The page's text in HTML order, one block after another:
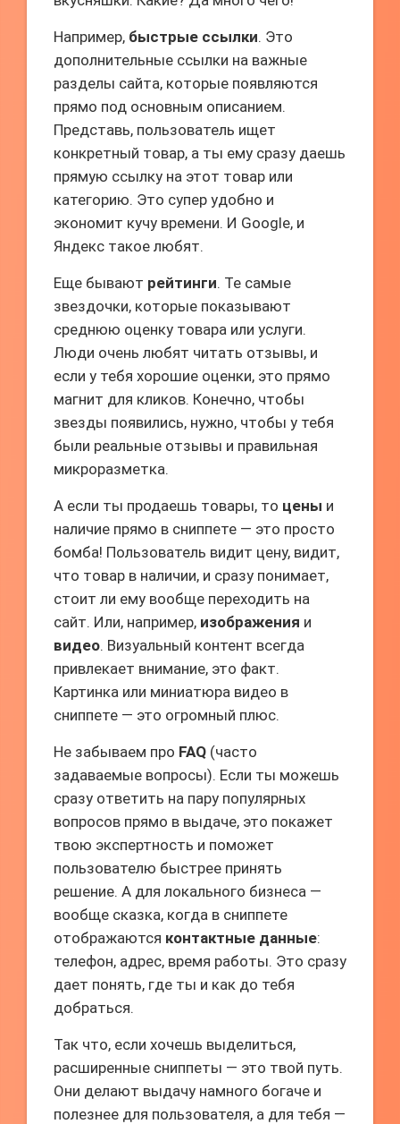
Например, быстрые ссылки. Это
дополнительные ссылки на важные
разделы сайта, которые появляются
прямо под основным описанием.
Представь, пользователь ищет
конкретный товар, а ты ему сразу даешь
прямую ссылку на этот товар или
категорию. Это супер удобно и
экономит кучу времени. И Google, и
Яндекс такое любят.
Еще бывают рейтинги. Те самые
звездочки, которые показывают
среднюю оценку товара или услуги.
Люди очень любят читать отзывы, и
если у тебя хорошие оценки, это прямо
магнит для кликов. Конечно, чтобы
звезды появились, нужно, чтобы у тебя
были реальные отзывы и правильная
микроразметка.
А если ты продаешь товары, то цены и
наличие прямо в сниппете — это просто
бомба! Пользователь видит цену, видит,
что товар в наличии, и сразу понимает,
стоит ли ему вообще переходить на
сайт. Или, например, изображения и
видео. Визуальный контент всегда
привлекает внимание, это факт.
Картинка или миниатюра видео в
сниппете — это огромный плюс.
Не забываем про FAQ (часто
задаваемые вопросы). Если ты можешь
сразу ответить на пару популярных
вопросов прямо в выдаче, это покажет
твою экспертность и поможет
пользователю быстрее принять
решение. А для локального бизнеса —
вообще сказка, когда в сниппете
отображаются контактные данные:
телефон, адрес, время работы. Это сразу
дает понять, где ты и как до тебя
добраться.
Так что, если хочешь выделиться,
расширенные сниппеты — это твой путь.
Они делают выдачу намного богаче и
полезнее для пользователя, а для тебя —